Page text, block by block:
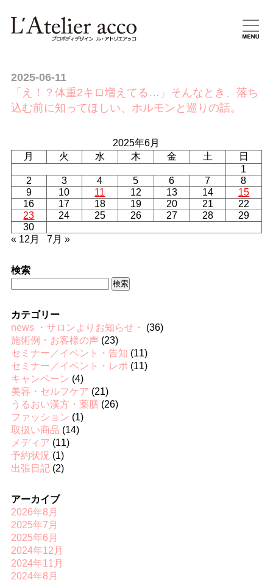
2025-06-11
「え！？体重2キロ増えてる…」そんなとき、落ち
込む前に知ってほしい、ホルモンと巡りの話。
2025年6月
月
火 水 木 金 土
日
1
2
3 4 5 6 7
8
9
10 11 12 13 14
15
16
17 18 19 20 21
22
23
24 25 26 27 28
29
30
« 12月
7月 »
検索
カテゴリー
news ・サロンよりお知らせ・
(36)
施術例・お客様の声(23)
セミナー／イベント・告知 (11)
セミナー／イベント・レポ (11)
キャンペーン (4)
美容・セルフケア (21)
うるおい漢方・薬膳(26)
ファッション (1)
取扱い商品 (14)
メディア (11)
予約状況 (1)
出張日記(2)
アーカイブ
2026年8月
2025年7月
2025年6月
2024年12月
2024年11月
2024年8月